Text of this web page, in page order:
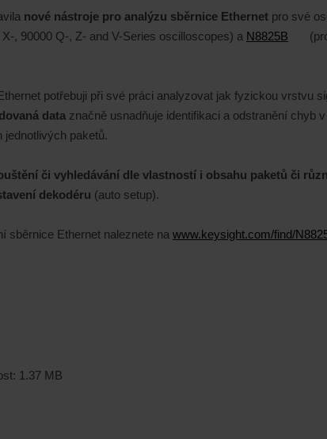
nové nástroje pro analýzu sběrnice Ethernet pro své
, 90000 Q-, Z- and V-Series oscilloscopes) a N8825B
potřebuji při své práci analyzovat jak fyzickou vrstvu
data značně usnadňuje identifikaci a odstranění chyb
jednotlivých paketů.
či vyhledávání dle vlastností i obsahu paketů či
dekodéru (auto setup).
sběrnice Ethernet naleznete na www.keysight.com/find/
1.37 MB